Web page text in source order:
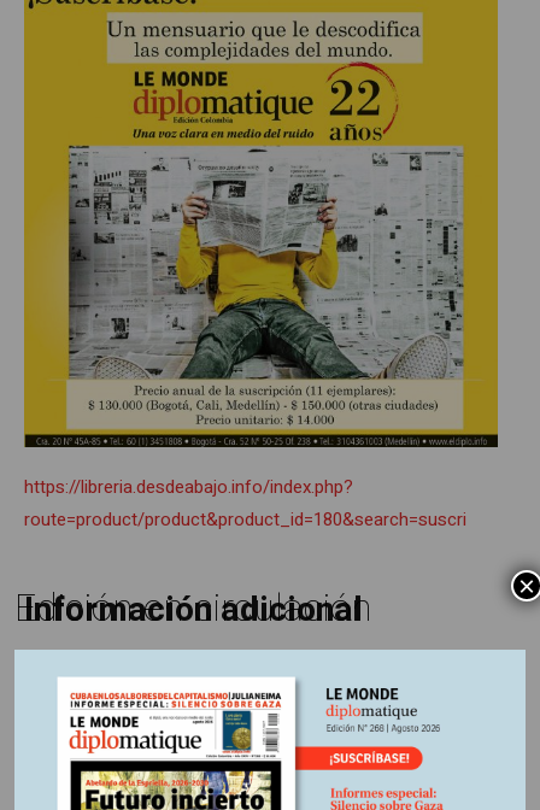
https://libreria.desdeabajo.info/index.php?
route=product/product&product_id=180&search=suscri
Información adicional
País:Francia
Región:Europa
Fuente:Le Monde diplomatique, edición 246 agosto 2024
Edición en circulación ×